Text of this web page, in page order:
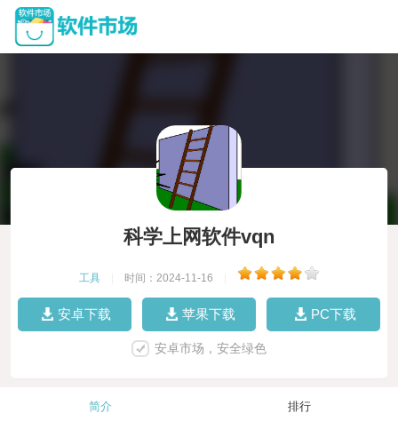
科学上网软件vqn
工具 时间：2024-11-16
安卓下载 苹果下载 PC下载
安卓市场，安全绿色
简介 排行